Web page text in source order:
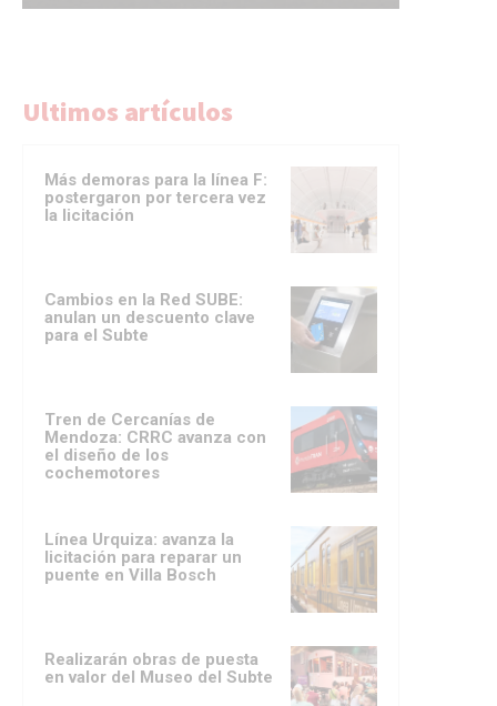
Ultimos artículos
Más demoras para la línea F:
postergaron por tercera vez
la licitación
Cambios en la Red SUBE:
anulan un descuento clave
para el Subte
Tren de Cercanías de
Mendoza: CRRC avanza con
el diseño de los
cochemotores
Línea Urquiza: avanza la
licitación para reparar un
puente en Villa Bosch
Realizarán obras de puesta
en valor del Museo del Subte